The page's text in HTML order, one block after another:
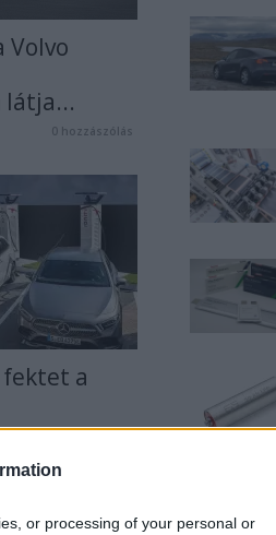
or processing of your personal or
Volvo
látja...
0 hozzászólás
fektet a
0 hozzászólás